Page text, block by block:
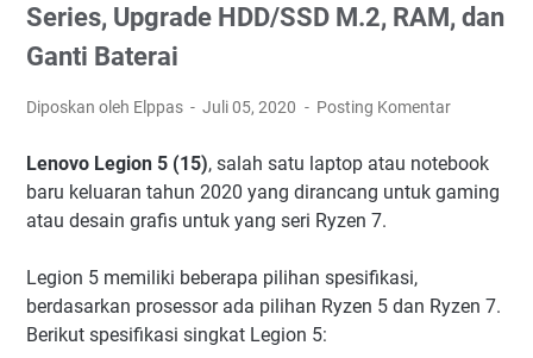
Series, Upgrade HDD/SSD M.2, RAM, dan
Ganti Baterai
Diposkan oleh Elppas Juli 05, 2020 Posting Komentar
Lenovo Legion 5 (15), salah satu laptop atau notebook
baru keluaran tahun 2020 yang dirancang untuk gaming
atau desain grafis untuk yang seri Ryzen 7.
Legion 5 memiliki beberapa pilihan spesifikasi,
berdasarkan prosessor ada pilihan Ryzen 5 dan Ryzen 7.
Berikut spesifikasi singkat Legion 5: